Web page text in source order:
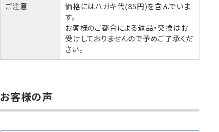
ご注意
価格にはハガキ代(85円)を含んでいま
す。
お客様のご都合による返品・交換はお
受けしておりませんので予めご了承くだ
さい。
お客様の声